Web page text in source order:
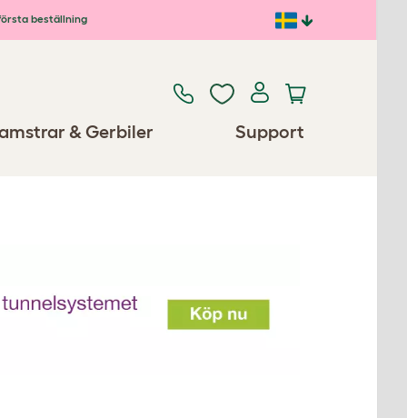
beställning
& Gerbiler Support